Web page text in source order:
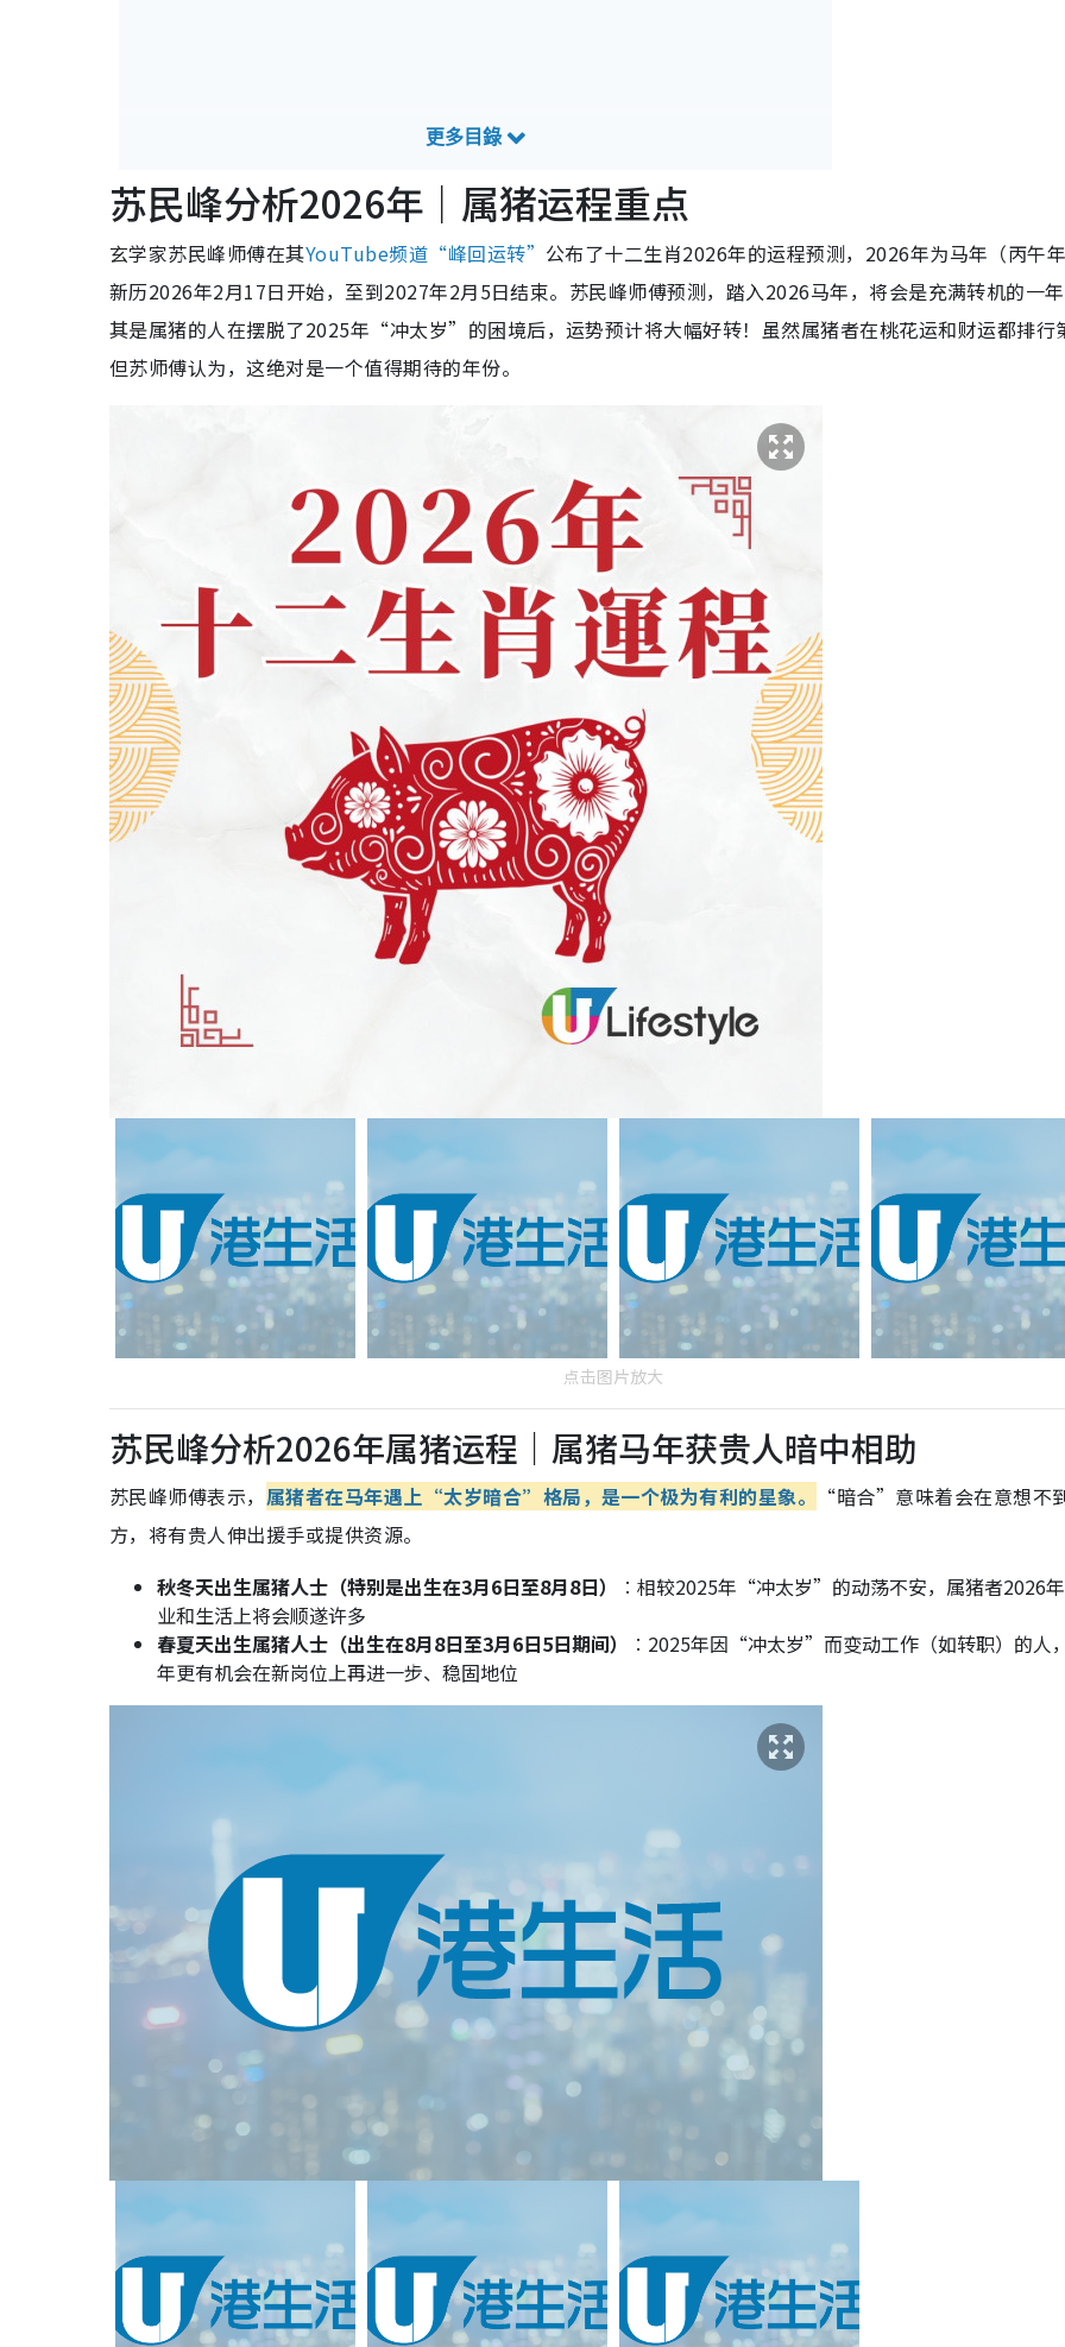
苏民峰分析2026年｜属猪运程重点
玄学家苏民峰师傅在其YouTube频道“峰回运转” 公布了十二生肖2026年的运程预测，2026年为马年（丙午
新历2026年2月17日开始，至到2027年2月5日结束。苏民峰师傅预测，踏入2026马年，将会是充满转机的一
其是属猪的人在摆脱了2025年“冲太岁”的困境后，运势预计将大幅好转！虽然属猪者在桃花运和财运都排行
但苏师傅认为，这绝对是一个值得期待的年份。
点击图片放大
苏民峰分析2026年属猪运程｜属猪马年获贵人暗中相助
苏民峰师傅表示， 属猪者在马年遇上“太岁暗合”格局，是一个极为有利的星象。
“暗合”意味着会在意想不
方，将有贵人伸出援手或提供资源。
秋冬天出生属猪人士（特别是出生在3月6日至8月8日）
︰相较2025年“冲太岁”的动荡不安，属猪者2026
业和生活上将会顺遂许多
春夏天出生属猪人士（出生在8月8日至3月6日5日期间）
︰2025年因“冲太岁”而变动工作（如转职）的人
年更有机会在新岗位上再进一步、稳固地位